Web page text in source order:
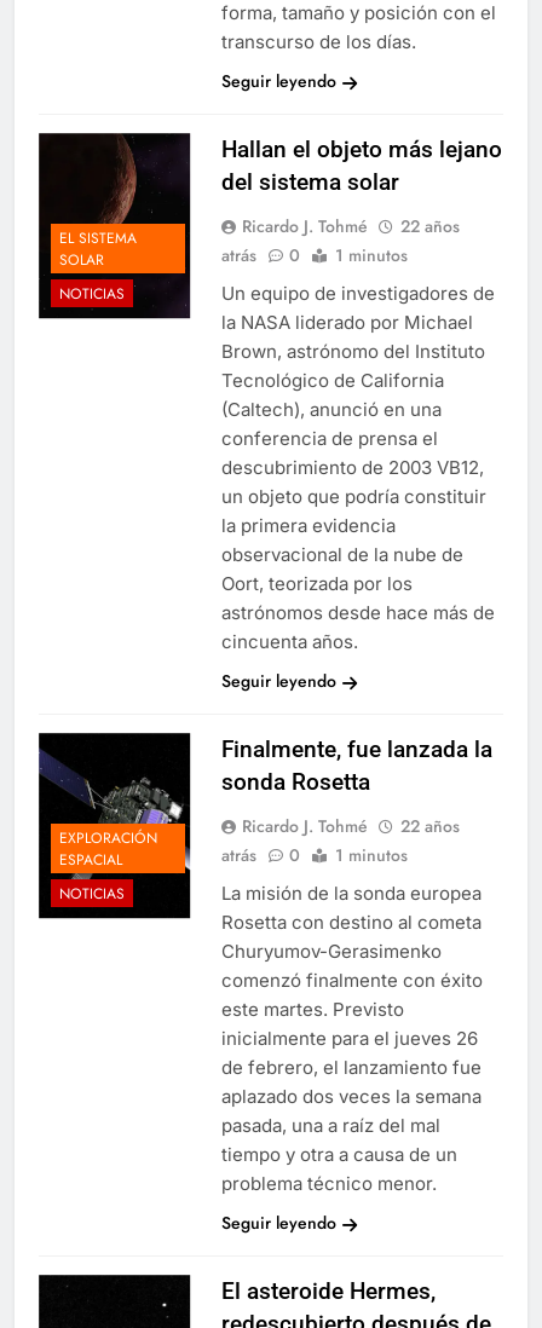
forma, tamaño y posición con el
transcurso de los días.
Seguir leyendo
EL SISTEMA
SOLAR
NOTICIAS
Hallan el objeto más lejano
del sistema solar
Ricardo J. Tohmé
22 años
atrás
0 1 minutos
Un equipo de investigadores de
la NASA liderado por Michael
Brown, astrónomo del Instituto
Tecnológico de California
(Caltech), anunció en una
conferencia de prensa el
descubrimiento de 2003 VB12,
un objeto que podría constituir
la primera evidencia
observacional de la nube de
Oort, teorizada por los
astrónomos desde hace más de
cincuenta años.
Seguir leyendo
EXPLORACIÓN
ESPACIAL
NOTICIAS
Finalmente, fue lanzada la
sonda Rosetta
Ricardo J. Tohmé
22 años
atrás
0 1 minutos
La misión de la sonda europea
Rosetta con destino al cometa
Churyumov-Gerasimenko
comenzó finalmente con éxito
este martes. Previsto
inicialmente para el jueves 26
de febrero, el lanzamiento fue
aplazado dos veces la semana
pasada, una a raíz del mal
tiempo y otra a causa de un
problema técnico menor.
Seguir leyendo
El asteroide Hermes,